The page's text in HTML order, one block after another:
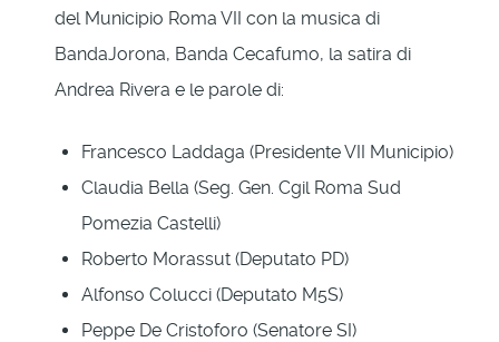
del Municipio Roma VII con la musica di
BandaJorona, Banda Cecafumo, la satira di
Andrea Rivera e le parole di:
Francesco Laddaga (Presidente VII Municipio)
Claudia Bella (Seg. Gen. Cgil Roma Sud
Pomezia Castelli)
Roberto Morassut (Deputato PD)
Alfonso Colucci (Deputato M5S)
Peppe De Cristoforo (Senatore SI)